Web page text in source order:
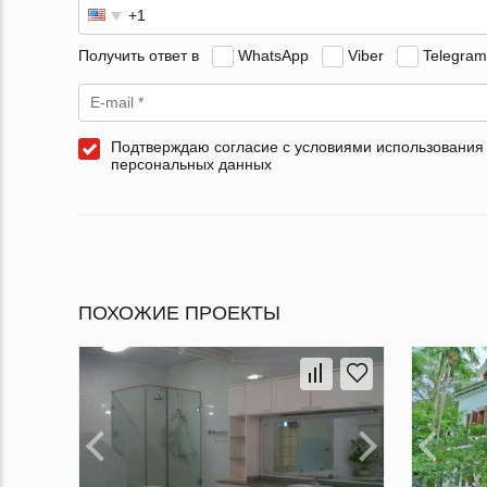
Получить ответ в WhatsApp Viber Telegram
Подтверждаю согласие с условиями использования
персональных данных
ПОХОЖИЕ ПРОЕКТЫ